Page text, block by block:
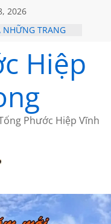
2026
TRANG
THÁI LÃO
HÀ
ANTH ĐOÀN
Hiệp
Phước Hiệp Vĩnh